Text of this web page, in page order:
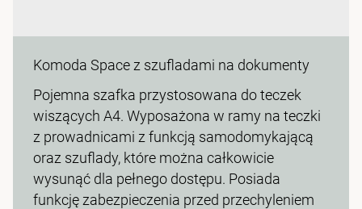
Komoda Space z szufladami na dokumenty
Pojemna szafka przystosowana do teczek
wiszących A4. Wyposażona w ramy na teczki
z prowadnicami z funkcją samodomykającą
oraz szuflady, które można całkowicie
wysunąć dla pełnego dostępu. Posiada
funkcję zabezpieczenia przed przechyleniem